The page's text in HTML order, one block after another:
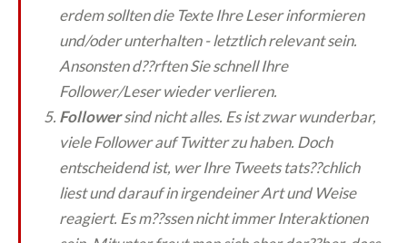
erdem sollten die Texte Ihre Leser informieren
und/oder unterhalten - letztlich relevant sein.
Ansonsten d??rften Sie schnell Ihre
Follower/Leser wieder verlieren.
Followersind nicht alles. Es ist zwar wunderbar,
viele Follower auf Twitter zu haben. Doch
entscheidend ist, wer Ihre Tweets tats??chlich
liest und darauf in irgendeiner Art und Weise
reagiert. Es m??ssen nicht immer Interaktionen